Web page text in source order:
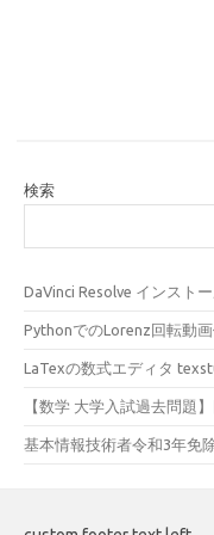
検索
DaVinci Resolve インスト
PythonでのLorenz回転動
LaTexの数式エディタ
【数学 大学入試過去問題
基本情報技術者令和3年免